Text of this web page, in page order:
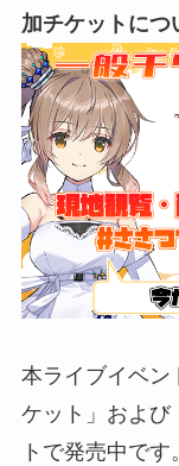
加チケットにつ
本ライブイベン
ケット」および
トで発売中です。